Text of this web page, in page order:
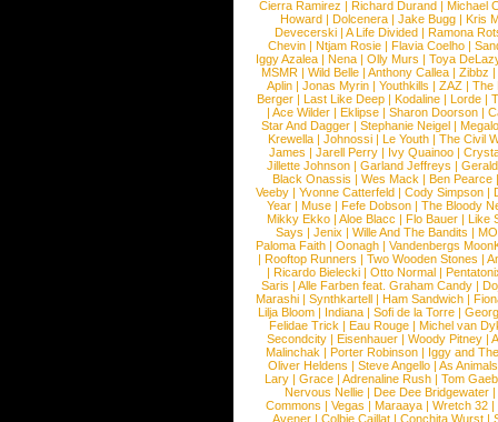
Cierra Ramirez | Richard Durand | Michael
Howard |Dolcenera |Jake Bugg |Kris
Devecerski |A Life Divided |Ramona
Chevin |Ntjam Rosie |Flavia Coelho |
Iggy Azalea | Nena | Olly Murs | Toya
MSMR |Wild Belle |Anthony Callea |Zibbz
Aplin | Jonas Myrin | Youthkills | ZAZ | The
Berger |Last Like Deep |Kodaline |Lorde |
|Ace Wilder |Eklipse |Sharon Doorson |
Star And Dagger | Stephanie Neigel |
Krewella | Johnossi | Le Youth | The Civil
James | Jarell Perry | Ivy Quainoo |
Jillette Johnson | Garland Jeffreys |
Black Onassis | Wes Mack | Ben Pearce
Veeby | Yvonne Catterfeld | Cody Simpson |
Year |Muse |Fefe Dobson |The Bloody
Mikky Ekko | Aloe Blacc | Flo Bauer | Like
Says | Jenix | Wille And The Bandits | MO
Paloma Faith |Oonagh |Vandenbergs
|Rooftop Runners |Two Wooden Stones |
| Ricardo Bielecki | Otto Normal |
Saris | Alle Farben feat. Graham Candy |
Marashi | Synthkartell | Ham Sandwich |
Lilja Bloom | Indiana | Sofi de la Torre |
Felidae Trick | Eau Rouge | Michel van
Secondcity |Eisenhauer |Woody Pitney |
Malinchak |Porter Robinson | Iggy and
Oliver Heldens |Steve Angello |As Animals
Lary | Grace | Adrenaline Rush | Tom
Nervous Nellie | Dee Dee Bridgewater |
Commons |Vegas |Maraaya |Wretch 32 |
Avener | Colbie Caillat | Conchita Wurst |